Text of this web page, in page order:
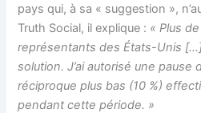
pays qui, à sa « suggestion »,
Truth Social, il explique : « Plus
représentants des États-Unis
solution. J’ai autorisé une pause
réciproque plus bas (10 %)
pendant cette période. »